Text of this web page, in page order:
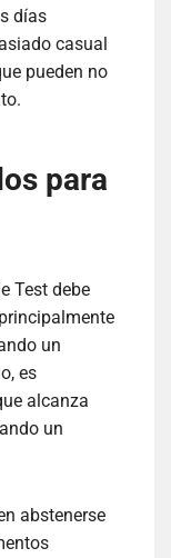
días
casual
pueden no
para
Test debe
un
es
alcanza
un
abstenerse